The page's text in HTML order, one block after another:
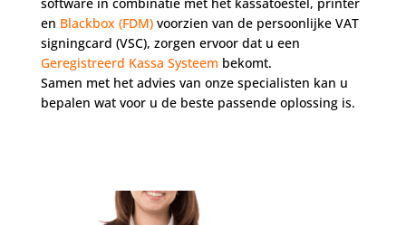
en Blackbox (FDM)voorzien van de persoonlijke VAT
signingcard (VSC), zorgen ervoor dat u een
Geregistreerd Kassa Systeem bekomt.
Samen met het advies van onze specialisten kan u
bepalen wat voor u de beste passende oplossing is.